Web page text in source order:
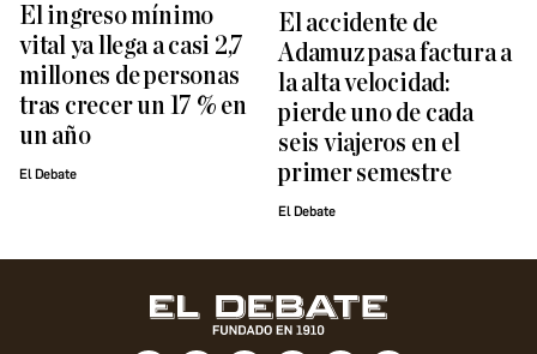
El ingreso mínimo
vital ya llega a casi 2,7
millones de personas
tras crecer un 17 % en
un año
El Debate
El accidente de
Adamuz pasa factura a
la alta velocidad:
pierde uno de cada
seis viajeros en el
primer semestre
El Debate